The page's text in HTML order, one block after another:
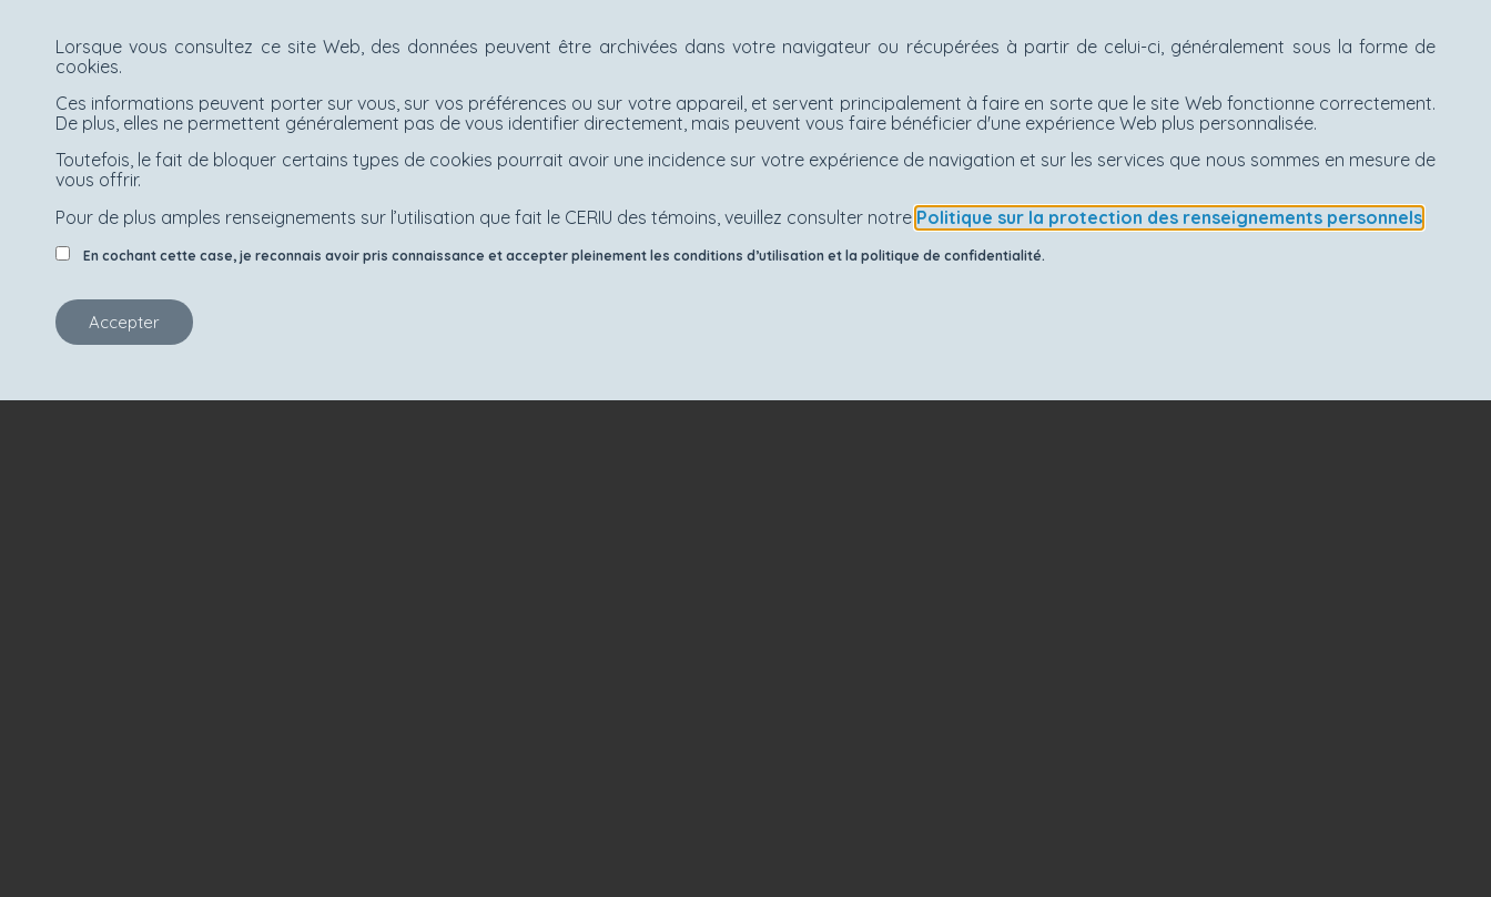
Lorsque vous consultez ce site Web, des données peuvent être archivées dans votre navigateur ou récupérées à partir de celui-ci, généralement sous la forme de
cookies.
Ces informations peuvent porter sur vous, sur vos préférences ou sur votre appareil, et servent principalement à faire en sorte que le site Web fonctionne correctement.
De plus, elles ne permettent généralement pas de vous identifier directement, mais peuvent vous faire bénéficier d'une expérience Web plus personnalisée.
Toutefois, le fait de bloquer certains types de cookies pourrait avoir une incidence sur votre expérience de navigation et sur les services que nous sommes en mesure de
vous offrir.
Pour de plus amples renseignements sur l’utilisation que fait le CERIU des témoins, veuillez consulter notre Politique sur la protection des renseignements personnels
En cochant cette case, je reconnais avoir pris connaissance et accepter pleinement les conditions d’utilisation et la politique de confidentialité.
Accepter